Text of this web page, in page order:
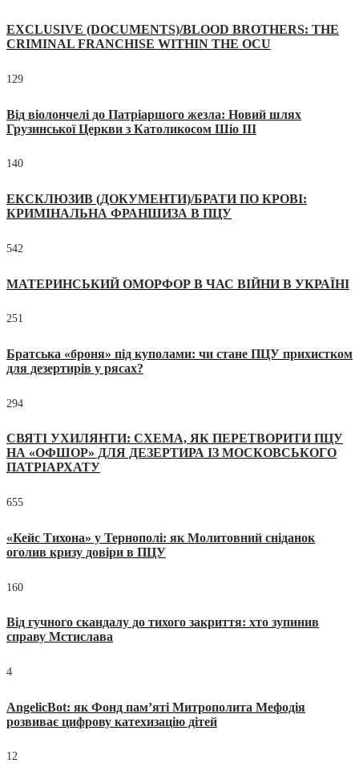
EXCLUSIVE (DOCUMENTS)/BLOOD BROTHERS: THE
CRIMINAL FRANCHISE WITHIN THE OCU
129
Від віолончелі до Патріаршого жезла: Новий шлях
Грузинської Церкви з Католикосом Шіо III
140
ЕКСКЛЮЗИВ (ДОКУМЕНТИ)/БРАТИ ПО КРОВІ:
КРИМІНАЛЬНА ФРАНШИЗА В ПЦУ
542
МАТЕРИНСЬКИЙ ОМОРФОР В ЧАС ВІЙНИ В УКРАЇНІ
251
Братська «броня» під куполами: чи стане ПЦУ прихистком
для дезертирів у рясах?
294
СВЯТІ УХИЛЯНТИ: СХЕМА, ЯК ПЕРЕТВОРИТИ ПЦУ
НА «ОФШОР» ДЛЯ ДЕЗЕРТИРА ІЗ МОСКОВСЬКОГО
ПАТРІАРХАТУ
655
«Кейс Тихона» у Тернополі: як Молитовний сніданок
оголив кризу довіри в ПЦУ
160
Від гучного скандалу до тихого закриття: хто зупинив
справу Мстислава
4
AngelicBot: як Фонд пам’яті Митрополита Мефодія
розвиває цифрову катехизацію дітей
12